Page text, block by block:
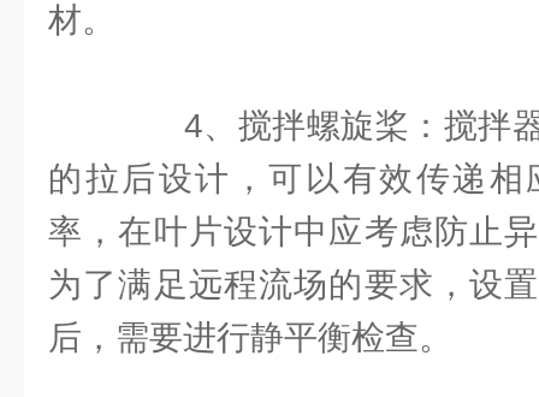
材。
4、搅拌螺旋桨：搅拌器
的拉后设计，可以有效传递
率，在叶片设计中应考虑防止
为了满足远程流场的要求，设
后，需要进行静平衡检查。